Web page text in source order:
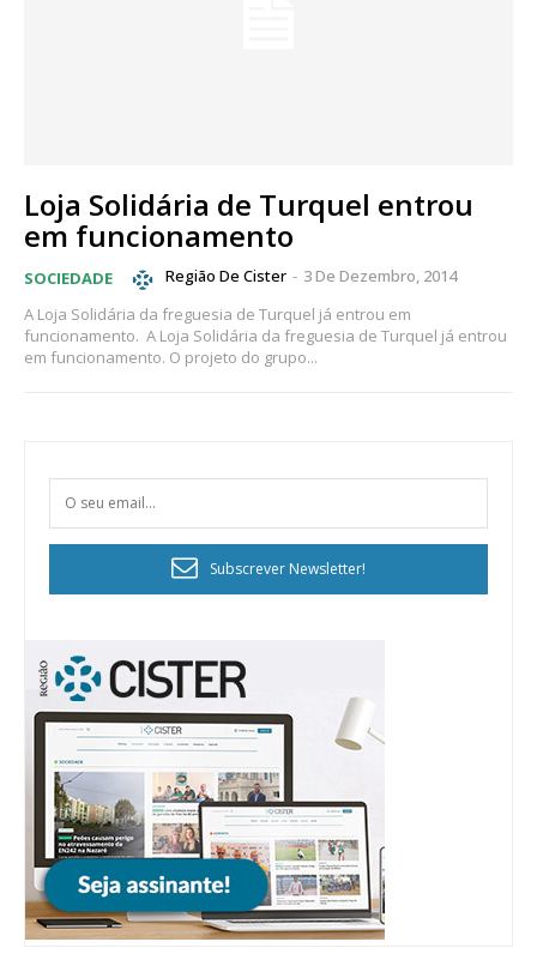
Loja Solidária de Turquel entrou
em funcionamento
SOCIEDADE Região De Cister - 3 De Dezembro, 2014
A Loja Solidária da freguesia de Turquel já entrou em
funcionamento. A Loja Solidária da freguesia de Turquel já entrou
em funcionamento. O projeto do grupo...
Subscrever Newsletter!